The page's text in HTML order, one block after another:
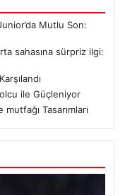
Mutlu Son:
sahasına sürpriz ilgi:
ile Güçleniyor
Tasarımları